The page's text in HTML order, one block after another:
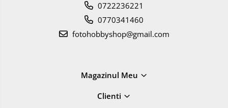
0722236221
0770341460
fotohobbyshop@gmail.com
Magazinul Meu
Clienti